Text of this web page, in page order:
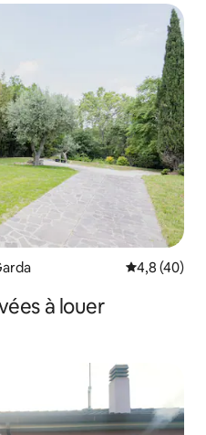
Note
4,8 (40)
à louer